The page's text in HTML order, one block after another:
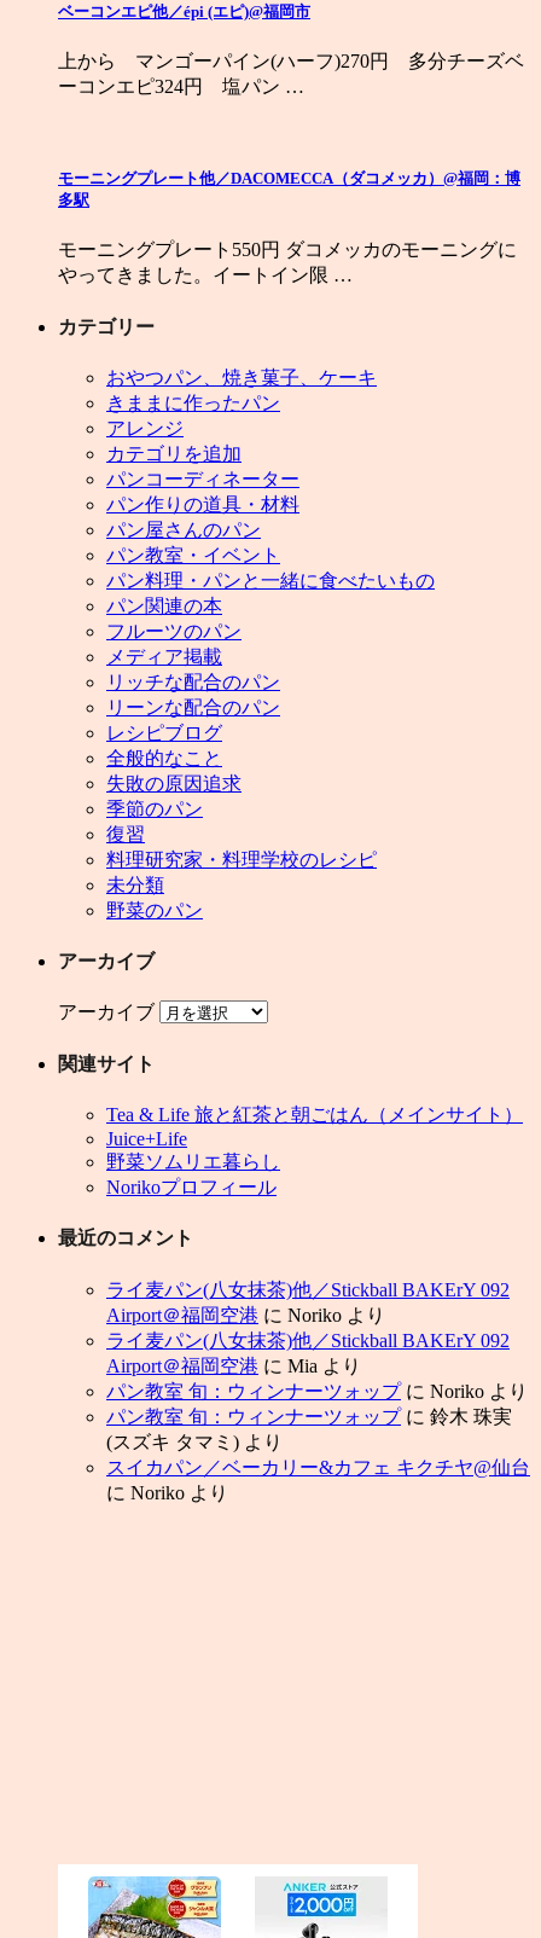
ベーコンエピ他／épi (エピ)@福岡市
上から マンゴーパイン(ハーフ)270円 多分チーズベ
ーコンエピ324円 塩パン …
モーニングプレート他／DACOMECCA（ダコメッカ）@福岡：博
多駅
モーニングプレート550円 ダコメッカのモーニングに
やってきました。イートイン限 …
カテゴリー
おやつパン、焼き菓子、ケーキ
きままに作ったパン
アレンジ
カテゴリを追加
パンコーディネーター
パン作りの道具・材料
パン屋さんのパン
パン教室・イベント
パン料理・パンと一緒に食べたいもの
パン関連の本
フルーツのパン
メディア掲載
リッチな配合のパン
リーンな配合のパン
レシピブログ
全般的なこと
失敗の原因追求
季節のパン
復習
料理研究家・料理学校のレシピ
未分類
野菜のパン
アーカイブ
アーカイブ
関連サイト
Tea & Life 旅と紅茶と朝ごはん（メインサイト）
Juice+Life
野菜ソムリエ暮らし
Norikoプロフィール
最近のコメント
ライ麦パン(八女抹茶)他／Stickball BAKErY 092
Airport＠福岡空港 に Noriko より
ライ麦パン(八女抹茶)他／Stickball BAKErY 092
Airport＠福岡空港 に Mia より
パン教室 旬：ウィンナーツォップに Noriko より
パン教室 旬：ウィンナーツォップに 鈴木 珠実
(スズキ タマミ) より
スイカパン／ベーカリー&カフェ キクチヤ@仙台
に Noriko より